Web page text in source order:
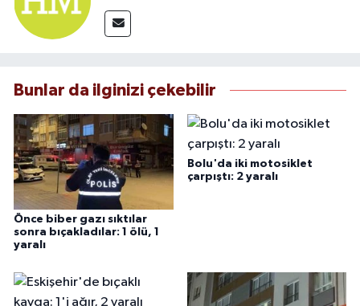
Bunlar da ilginizi çekebilir
Önce biber gazı sıktılar
sonra bıçakladılar: 1 ölü, 1
yaralı
Bolu'da iki motosiklet
çarpıştı: 2 yaralı